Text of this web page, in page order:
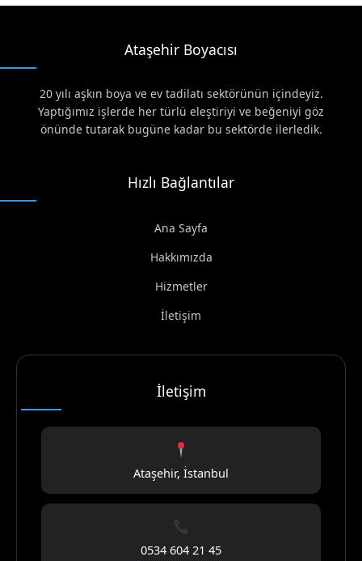
Ataşehir Boyacısı
20 yılı aşkın boya ve ev tadilatı sektörünün içindeyiz.
Yaptığımız işlerde her türlü eleştiriyi ve beğeniyi göz
önünde tutarak bugüne kadar bu sektörde ilerledik.
Hızlı Bağlantılar
Ana Sayfa
Hakkımızda
Hizmetler
İletişim
İletişim
Ataşehir, İstanbul
0534 604 21 45